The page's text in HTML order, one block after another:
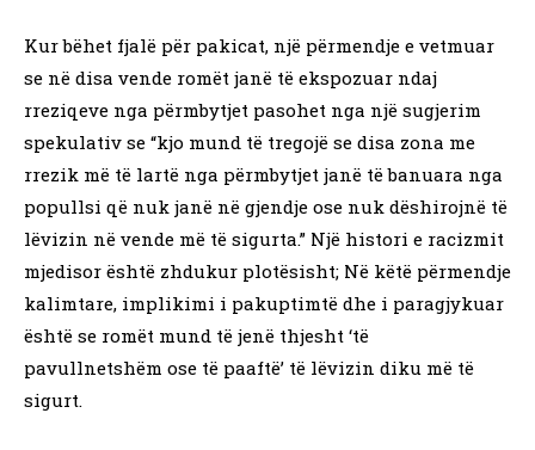
Kur bëhet fjalë për pakicat, një përmendje e vetmuar
se në disa vende romët janë të ekspozuar ndaj
rreziqeve nga përmbytjet pasohet nga një sugjerim
spekulativ se “kjo mund të tregojë se disa zona me
rrezik më të lartë nga përmbytjet janë të banuara nga
popullsi që nuk janë në gjendje ose nuk dëshirojnë të
lëvizin në vende më të sigurta.” Një histori e racizmit
mjedisor është zhdukur plotësisht; Në këtë përmendje
kalimtare, implikimi i pakuptimtë dhe i paragjykuar
është se romët mund të jenë thjesht ‘të
pavullnetshëm ose të paaftë’ të lëvizin diku më të
sigurt.